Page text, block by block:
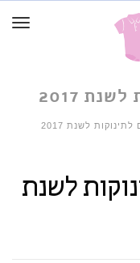
2017
לשנת 2017
לשנת